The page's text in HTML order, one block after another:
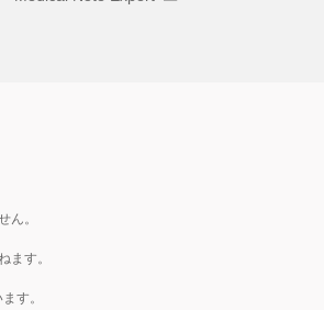
ん。
ます。
す。